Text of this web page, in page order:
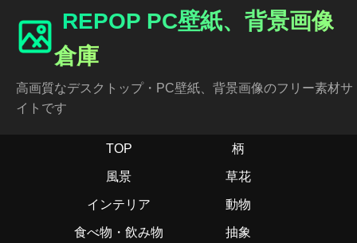
REPOP PC壁紙、背景画像
倉庫
高画質なデスクトップ・PC壁紙、背景画像のフリー素材サ
イトです
TOP 柄
風景 草花
インテリア 動物
食べ物・飲み物 抽象